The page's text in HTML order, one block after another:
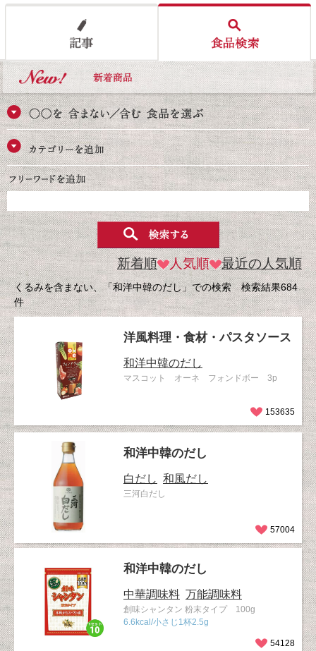
新着順 人気順 最近の人気順
くるみを含まない、「和洋中韓のだし」での検索 検索結果684
件
洋風料理・食材・パスタソース
和洋中韓のだし
マスコット オーネ フォンドボー 3p
153635
和洋中韓のだし
白だし 和風だし
三河白だし
57004
和洋中韓のだし
中華調味料 万能調味料
創味シャンタン 粉末タイプ 100g
6.6kcal/小さじ1杯2.5g
54128